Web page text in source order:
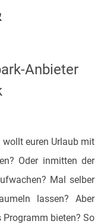
Anbieter
euren Urlaub mit
Oder inmitten der
Mal selber
lassen? Aber
bieten? So